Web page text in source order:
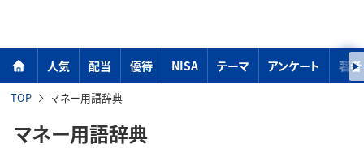
人気 配当 優待 NISA テーマ アンケート 著者
TOP マネー用語辞典
マネー用語辞典